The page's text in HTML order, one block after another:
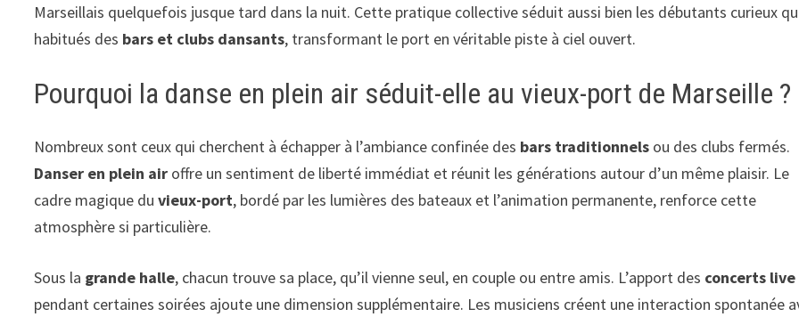
Marseillais quelquefois jusque tard dans la nuit. Cette pratique collective séduit aussi bien les débutants curieux
habitués des bars et clubs dansants, transformant le port en véritable piste à ciel ouvert.
Pourquoi la danse en plein air séduit-elle au vieux-port de Marseille ?
Nombreux sont ceux qui cherchent à échapper à l’ambiance confinée des bars traditionnels ou des clubs fermés.
Danser en plein air offre un sentiment de liberté immédiat et réunit les générations autour d’un même plaisir. Le
cadre magique duvieux-port, bordé par les lumières des bateaux et l’animation permanente, renforce cette
atmosphère si particulière.
Sous la grande halle, chacun trouve sa place, qu’il vienne seul, en couple ou entre amis. L’apport des concerts live
pendant certaines soirées ajoute une dimension supplémentaire. Les musiciens créent une interaction spontanée